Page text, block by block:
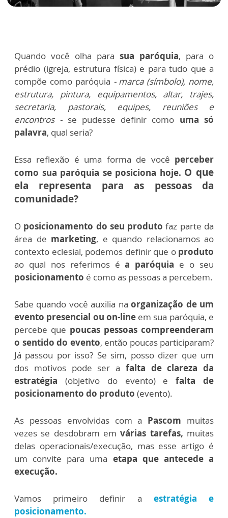
Quando você olha para sua paróquia, para o
prédio (igreja, estrutura física) e para tudo que a
compõe como paróquia - marca (símbolo), nome,
estrutura, pintura, equipamentos, altar, trajes,
secretaria, pastorais, equipes, reuniões e
encontros -se pudesse definir como uma só
palavra, qual seria?
Essa reflexão é uma forma de você perceber
como sua paróquia se posiciona hoje. O que
ela representa para as pessoas da
comunidade?
O posicionamento do seu produto faz parte da
área de marketing, e quando relacionamos ao
contexto eclesial, podemos definir que o produto
ao qual nos referimos éa paróquia e o seu
posicionamento é como as pessoas a percebem.
Sabe quando você auxilia naorganização de um
evento presencial ou on-lineem sua paróquia, e
percebe que poucas pessoas compreenderam
o sentido do evento, então poucas participaram?
Já passou por isso? Se sim, posso dizer que um
dos motivos pode ser a falta de clareza da
estratégia (objetivo do evento) efalta de
posicionamento do produto (evento).
As pessoas envolvidas com a Pascom muitas
vezes se desdobram emvárias tarefas, muitas
delas operacionais/execução, mas esse artigo é
um convite para uma etapa que antecede a
execução.
Vamos primeiro definir a estratégia e
posicionamento.